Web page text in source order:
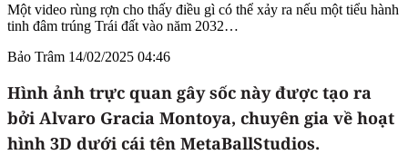
Một video rùng rợn cho thấy điều gì có thể xảy ra nếu một tiểu hành
tinh đâm trúng Trái đất vào năm 2032…
Bảo Trâm 14/02/2025 04:46
Hình ảnh trực quan gây sốc này được tạo ra
bởi Alvaro Gracia Montoya, chuyên gia về hoạt
hình 3D dưới cái tên MetaBallStudios.